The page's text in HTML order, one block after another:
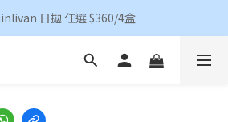
500(澳門HKD 600)順豐包郵
日拋 任選 $360/4盒
500(澳門HKD 600)順豐包郵